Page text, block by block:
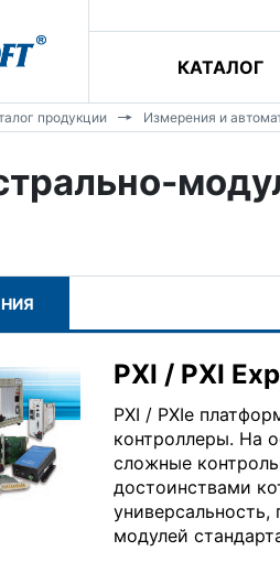
КАТАЛОГ
продукции Измерения и
PXI / PXI
PXI / PXIe
контроллеры. На
сложные
достоинствами
универсальность,
модулей